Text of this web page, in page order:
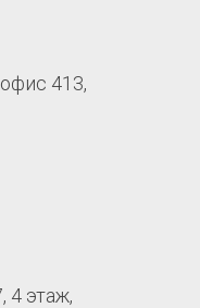
413,
4 этаж,